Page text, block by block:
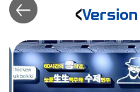
<Version